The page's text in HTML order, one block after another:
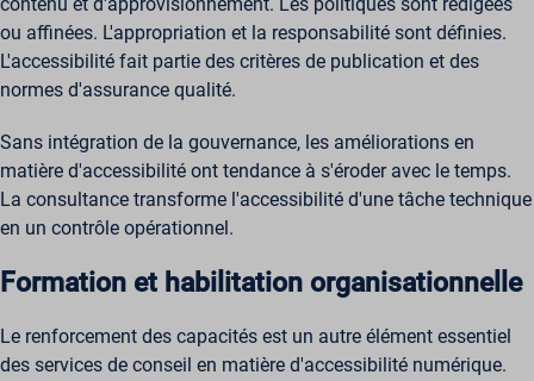
ou affinées. L'appropriation et la responsabilité sont définies.
L'accessibilité fait partie des critères de publication et des
normes d'assurance qualité.
Sans intégration de la gouvernance, les améliorations en
matière d'accessibilité ont tendance à s'éroder avec le temps.
La consultance transforme l'accessibilité d'une tâche technique
en un contrôle opérationnel.
Formation et habilitation organisationnelle
Le renforcement des capacités est un autre élément essentiel
des services de conseil en matière d'accessibilité numérique.